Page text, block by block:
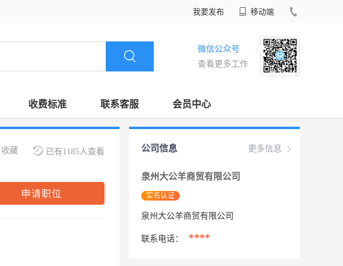
我要发布 移动端
微信公众号
查看更多工作
收费标准 联系客服 会员中心
已有1185人查看
收藏
申请职位
更多信息
公司信息
泉州大公羊商贸有限公司
实名认证
泉州大公羊商贸有限公司
联系电话： ****